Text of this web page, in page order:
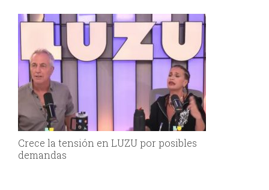
Crece la tensión en LUZU por posibles
demandas